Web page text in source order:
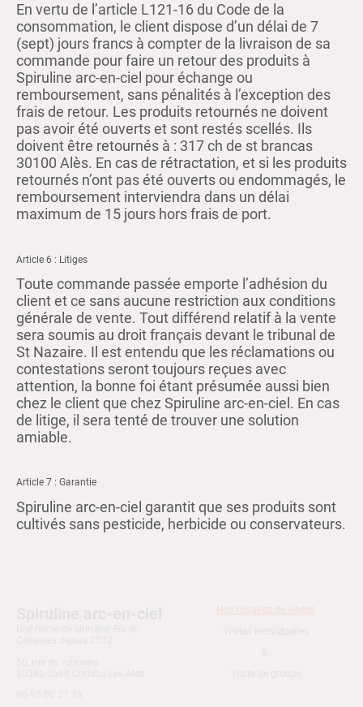
En vertu de l’article L121-16 du Code de la
consommation, le client dispose d’un délai de 7
(sept) jours francs à compter de la livraison de sa
commande pour faire un retour des produits à
Spiruline arc-en-ciel pour échange ou
remboursement, sans pénalités à l’exception des
frais de retour. Les produits retournés ne doivent
pas avoir été ouverts et sont restés scellés. Ils
doivent être retournés à : 317 ch de st brancas
30100 Alès. En cas de rétractation, et si les produits
retournés n’ont pas été ouverts ou endommagés, le
remboursement interviendra dans un délai
maximum de 15 jours hors frais de port.
Article 6 : Litiges
Toute commande passée emporte l’adhésion du
client et ce sans aucune restriction aux conditions
générale de vente. Tout différend relatif à la vente
sera soumis au droit français devant le tribunal de
St Nazaire. Il est entendu que les réclamations ou
contestations seront toujours reçues avec
attention, la bonne foi étant présumée aussi bien
chez le client que chez Spiruline arc-en-ciel. En cas
de litige, il sera tenté de trouver une solution
amiable.
Article 7 : Garantie
Spiruline arc-en-ciel garantit que ses produits sont
cultivés sans pesticide, herbicide ou conservateurs.
Nos horaires de visites